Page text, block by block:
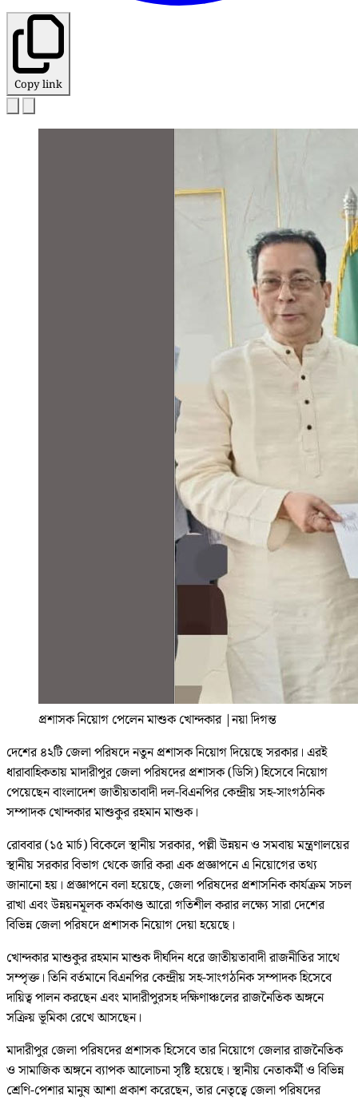
Copy link
প্রশাসক নিয়োগ পেলেন মাশুক খোন্দকার |নয়া দিগন্ত
দেশের ৪২টি জেলা পরিষদে নতুন প্রশাসক নিয়োগ দিয়েছে সরকার। এরই
ধারাবাহিকতায় মাদারীপুর জেলা পরিষদের প্রশাসক (ডিসি) হিসেবে নিয়োগ
পেয়েছেন বাংলাদেশ জাতীয়তাবাদী দল-বিএনপির কেন্দ্রীয় সহ-সাংগঠনিক
সম্পাদক খোন্দকার মাশুকুর রহমান মাশুক।
রোববার (১৫ মার্চ) বিকেলে স্থানীয় সরকার, পল্লী উন্নয়ন ও সমবায় মন্ত্রণালয়ের
স্থানীয় সরকার বিভাগ থেকে জারি করা এক প্রজ্ঞাপনে এ নিয়োগের তথ্য
জানানো হয়। প্রজ্ঞাপনে বলা হয়েছে, জেলা পরিষদের প্রশাসনিক কার্যক্রম সচল
রাখা এবং উন্নয়নমূলক কর্মকাণ্ড আরো গতিশীল করার লক্ষ্যে সারা দেশের
বিভিন্ন জেলা পরিষদে প্রশাসক নিয়োগ দেয়া হয়েছে।
খোন্দকার মাশুকুর রহমান মাশুক দীর্ঘদিন ধরে জাতীয়তাবাদী রাজনীতির সাথে
সম্পৃক্ত। তিনি বর্তমানে বিএনপির কেন্দ্রীয় সহ-সাংগঠনিক সম্পাদক হিসেবে
দায়িত্ব পালন করছেন এবং মাদারীপুরসহ দক্ষিণাঞ্চলের রাজনৈতিক অঙ্গনে
সক্রিয় ভূমিকা রেখে আসছেন।
মাদারীপুর জেলা পরিষদের প্রশাসক হিসেবে তার নিয়োগে জেলার রাজনৈতিক
ও সামাজিক অঙ্গনে ব্যাপক আলোচনা সৃষ্টি হয়েছে। স্থানীয় নেতাকর্মী ও বিভিন্ন
শ্রেণি-পেশার মানুষ আশা প্রকাশ করেছেন, তার নেতৃত্বে জেলা পরিষদের